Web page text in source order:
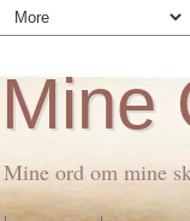
Mine
Mine ord om mine